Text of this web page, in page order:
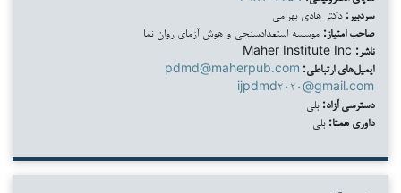
سردبیر: دکتر هادی بهرامی
صاحب امتیاز: موسسه استعدادسنجی و هوش آزمای روان نما
ناشر:
ایمیل‌های ارتباطی: pdmd@maherpub.com
ijpdmd۲۰۲۰@gmail.com
دسترسی آزاد: بلی
داوری همتا: بلی